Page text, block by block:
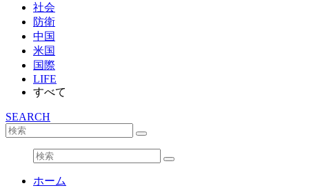
社会
防衛
中国
米国
国際
LIFE
すべて
SEARCH
ホーム